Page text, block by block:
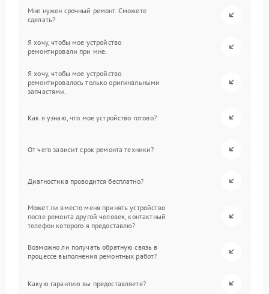
Мне нужен срочный ремонт. Сможете
сделать?
Я хочу, чтобы мое устройство
ремонтировали при мне.
Я хочу, чтобы мое устройство
ремонтировалось только оригинальными
запчастями.
Как я узнаю, что мое устройство готово?
От чего зависит срок ремонта техники?
Диагностика проводится бесплатно?
Может ли вместо меня принять устройство
после ремонта другой человек, контактный
телефон которого я предоставлю?
Возможно ли получать обратную связь в
процессе выполнения ремонтных работ?
Какую гарантию вы предоставляете?